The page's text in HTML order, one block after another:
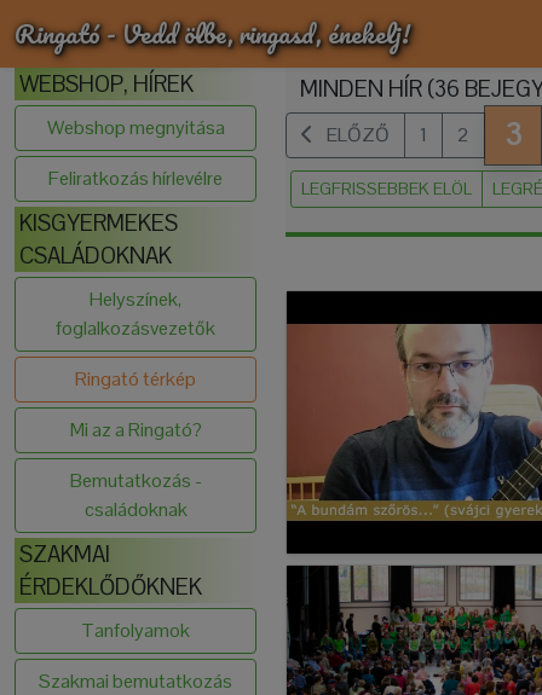
Ringató - Vedd ölbe, ringasd, énekelj!
WEBSHOP, HÍREK
Webshop megnyitása
Feliratkozás hírlevélre
KISGYERMEKES
CSALÁDOKNAK
Helyszínek,
foglalkozásvezetők
Ringató térkép
Mi az a Ringató?
Bemutatkozás -
családoknak
SZAKMAI
ÉRDEKLŐDŐKNEK
Tanfolyamok
Szakmai bemutatkozás
MINDEN HÍR (36
ELŐZŐ 1 2 3
LEGFRISSEBBEK ELÖL